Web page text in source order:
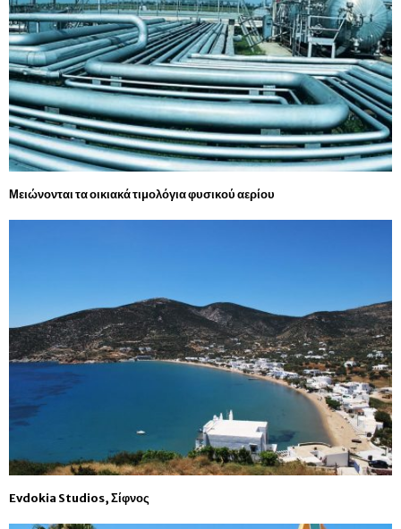
Μειώνονται τα οικιακά τιμολόγια φυσικού αερίου
Evdokia Studios, Σίφνος